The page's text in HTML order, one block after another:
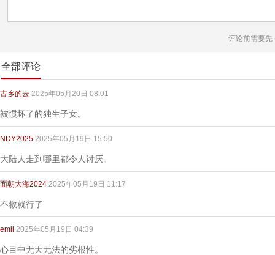
评论前需要先
全部评论
古乡的云 2025年05月20日 08:01
被惯坏了的独生子女。
NDY2025 2025年05月19日 15:50
大陆人走到哪里都令人讨厌。
面朝大海2024 2025年05月19日 11:17
不救就行了
emil 2025年05月19日 04:39
心目中无天无法的劣根性。